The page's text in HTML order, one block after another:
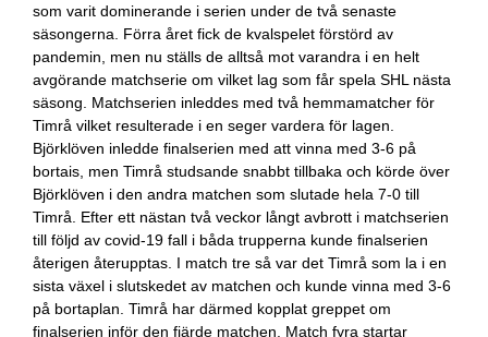
som varit dominerande i serien under de två senaste
säsongerna. Förra året fick de kvalspelet förstörd av
pandemin, men nu ställs de alltså mot varandra i en helt
avgörande matchserie om vilket lag som får spela SHL nästa
säsong. Matchserien inleddes med två hemmamatcher för
Timrå vilket resulterade i en seger vardera för lagen.
Björklöven inledde finalserien med att vinna med 3-6 på
bortais, men Timrå studsande snabbt tillbaka och körde över
Björklöven i den andra matchen som slutade hela 7-0 till
Timrå. Efter ett nästan två veckor långt avbrott i matchserien
till följd av covid-19 fall i båda trupperna kunde finalserien
återigen återupptas. I match tre så var det Timrå som la i en
sista växel i slutskedet av matchen och kunde vinna med 3-6
på bortaplan. Timrå har därmed kopplat greppet om
finalserien inför den fjärde matchen. Match fyra startar